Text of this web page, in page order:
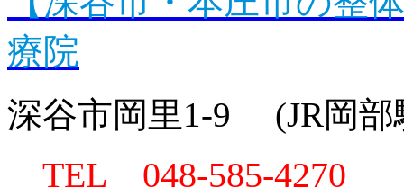
療院
深谷市岡里1-9 (JR岡部
TEL 048-585-4270